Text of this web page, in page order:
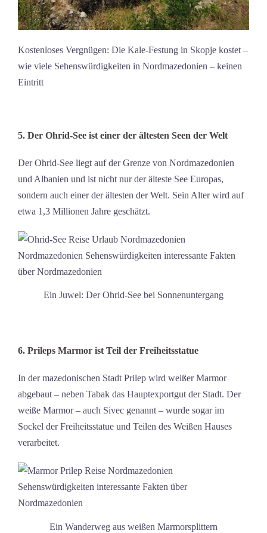
Kostenloses Vergnügen: Die Kale-Festung in Skopje kostet –
wie viele Sehenswürdigkeiten in Nordmazedonien – keinen
Eintritt
5. Der Ohrid-See ist einer der ältesten Seen der Welt
Der Ohrid-See liegt auf der Grenze von Nordmazedonien
und Albanien und ist nicht nur der älteste See Europas,
sondern auch einer der ältesten der Welt. Sein Alter wird auf
etwa 1,3 Millionen Jahre geschätzt.
Ein Juwel: Der Ohrid-See bei Sonnenuntergang
6. Prileps Marmor ist Teil der Freiheitsstatue
In der mazedonischen Stadt Prilep wird weißer Marmor
abgebaut – neben Tabak das Hauptexportgut der Stadt. Der
weiße Marmor – auch Sivec genannt – wurde sogar im
Sockel der Freiheitsstatue und Teilen des Weißen Hauses
verarbeitet.
Ein Wanderweg aus weißen Marmorsplittern